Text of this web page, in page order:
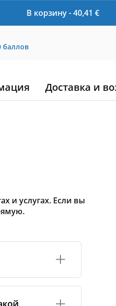
В корзину -40,41 €
баллов
Доставка и
и услугах. Если вы